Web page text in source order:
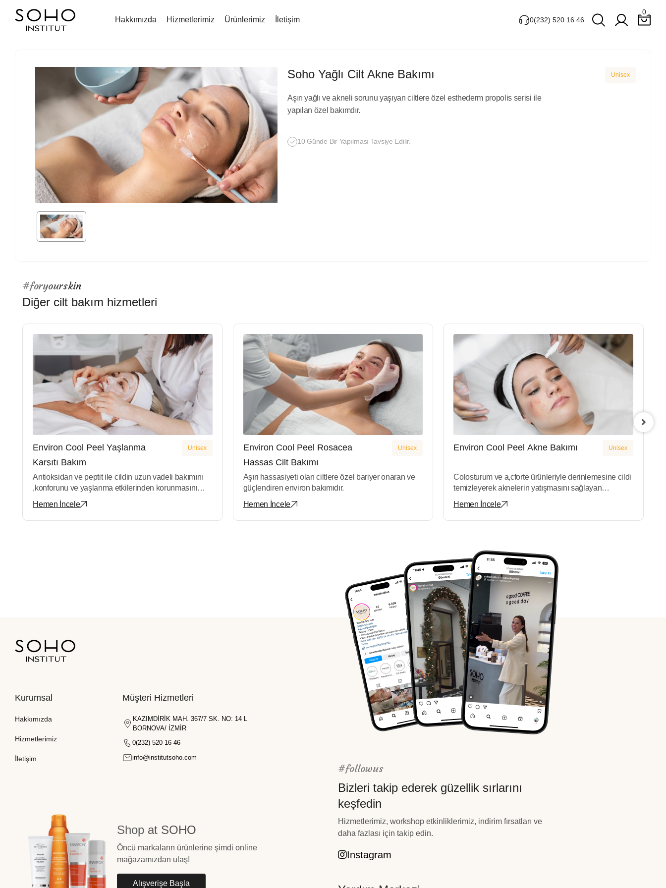
Hakkımızda Hizmetlerimiz Ürünlerimiz İletişim 0(232) 520 16 46
0
Soho Yağlı Cilt Akne Bakımı Unisex
Aşırı yağlı ve akneli sorunu yaşıyan ciltlere özel esthederm propolis serisi ile
yapılan özel bakımdır.
10 Günde Bir Yapılması Tavsiye Edilir.
#foryourskin
Diğer cilt bakım hizmetleri
Environ Cool Peel Yaşlanma
Karşıtı Bakım
Unisex
Antioksidan ve peptit ile cildin uzun vadeli bakımını
,konforunu ve yaşlanma etkilerinden korunmasını
sağlayan bakımdır.
Hemen İncele
Environ Cool Peel Rosacea
Hassas Cilt Bakımı
Unisex
Aşırı hassasiyeti olan ciltlere özel bariyer onaran ve
güçlendiren environ bakımıdır.
Hemen İncele
Environ Cool Peel Akne Bakımı Unisex
Colosturum ve a,cforte ürünleriyle derinlemesine cildi
temizleyerek aknelerin yatışmasını sağlayan
bakımdır.
Hemen İncele
Kurumsal
Hakkımızda
Hizmetlerimiz
İletişim
Müşteri Hizmetleri
KAZIMDİRİK MAH. 367/7 SK. NO: 14 L
BORNOVA/ İZMİR
0(232) 520 16 46
info@institutsoho.com
Shop at SOHO
Öncü markaların ürünlerine şimdi online
mağazamızdan ulaş!
Alışverişe Başla
#followus
Bizleri takip ederek güzellik sırlarını
keşfedin
Hizmetlerimiz, workshop etkinliklerimiz, indirim fırsatları ve
daha fazlası için takip edin.
Instagram